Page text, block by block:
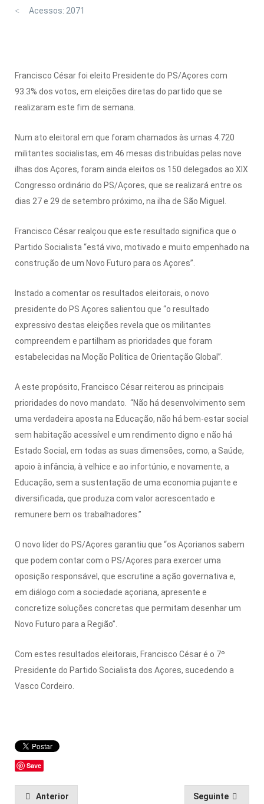
Acessos: 2071
Francisco César foi eleito Presidente do PS/Açores com
93.3% dos votos, em eleições diretas do partido que se
realizaram este fim de semana.
Num ato eleitoral em que foram chamados às urnas 4.720
militantes socialistas, em 46 mesas distribuídas pelas nove
ilhas dos Açores, foram ainda eleitos os 150 delegados ao XIX
Congresso ordinário do PS/Açores, que se realizará entre os
dias 27 e 29 de setembro próximo, na ilha de São Miguel.
Francisco César realçou que este resultado significa que o
Partido Socialista “está vivo, motivado e muito empenhado na
construção de um Novo Futuro para os Açores”.
Instado a comentar os resultados eleitorais, o novo
presidente do PS Açores salientou que “o resultado
expressivo destas eleições revela que os militantes
compreendem e partilham as prioridades que foram
estabelecidas na Moção Política de Orientação Global”.
A este propósito, Francisco César reiterou as principais
prioridades do novo mandato. “Não há desenvolvimento sem
uma verdadeira aposta na Educação, não há bem-estar social
sem habitação acessível e um rendimento digno e não há
Estado Social, em todas as suas dimensões, como, a Saúde,
apoio à infância, à velhice e ao infortúnio, e novamente, a
Educação, sem a sustentação de uma economia pujante e
diversificada, que produza com valor acrescentado e
remunere bem os trabalhadores.”
O novo líder do PS/Açores garantiu que “os Açorianos sabem
que podem contar com o PS/Açores para exercer uma
oposição responsável, que escrutine a ação governativa e,
em diálogo com a sociedade açoriana, apresente e
concretize soluções concretas que permitam desenhar um
Novo Futuro para a Região”.
Com estes resultados eleitorais, Francisco César é o 7º
Presidente do Partido Socialista dos Açores, sucedendo a
Vasco Cordeiro.
Save
Anterior Seguinte